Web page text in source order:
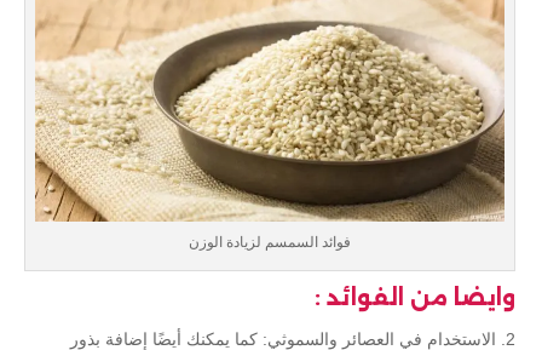
فوائد السمسم لزيادة الوزن
وايضا من الفوائد :
2. الاستخدام في العصائر والسموثي: كما يمكنك أيضًا إضافة بذور